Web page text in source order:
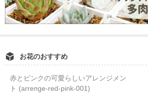
お花のおすすめ
赤とピンクの可愛らしいアレンジメン
ト (arrenge-red-pink-001)